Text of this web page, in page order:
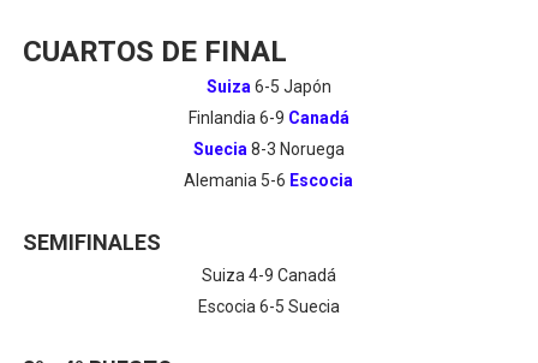
CUARTOS DE FINAL
Suiza 6-5 Japón
Finlandia 6-9 Canadá
Suecia 8-3 Noruega
Alemania 5-6 Escocia
SEMIFINALES
Suiza 4-9 Canadá
Escocia 6-5 Suecia